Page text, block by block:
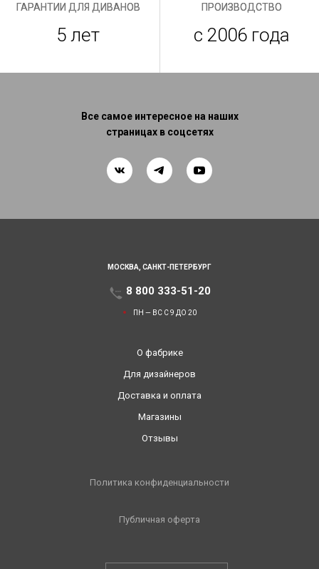
ГАРАНТИИ ДЛЯ ДИВАНОВ
5 лет
ПРОИЗВОДСТВО
с 2006 года
Все самое интересное на наших
страницах в соцсетях
МОСКВА, САНКТ-ПЕТЕРБУРГ
8 800 333-51-20
ПН — ВС С 9 ДО 20
О фабрике
Для дизайнеров
Доставка и оплата
Магазины
Отзывы
Политика конфиденциальности
Публичная оферта